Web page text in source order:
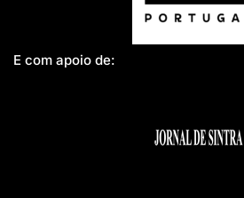
E com apoio de: